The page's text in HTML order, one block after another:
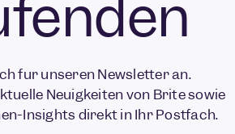
für unseren Newsletter an.
Neuigkeiten von Brite sowie
Insights direkt in Ihr Postfach.